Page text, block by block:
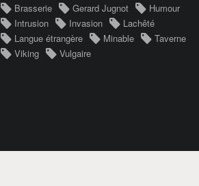
Brasserie
Gerard Jugnot
Humour
Intrusion
Invasion
Lachêté
Langue étrangère
Minable
Taverne
Viking
Vulgaire